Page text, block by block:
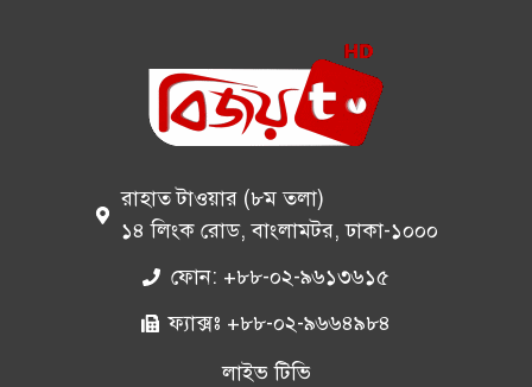
রাহাত টাওয়ার (৮ম তলা)
১৪ লিংক রোড, বাংলামটর, ঢাকা-১০০০
ফোন: +৮৮-০২-৯৬১৩৬১৫
ফ্যাক্সঃ +৮৮-০২-৯৬৬৪৯৮৪
লাইভ টিভি